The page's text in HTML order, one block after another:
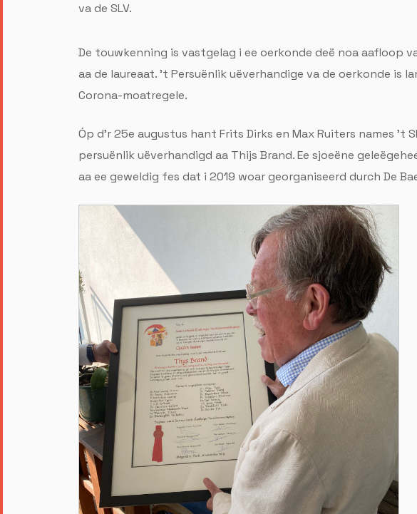
va de SLV.
De touwkenning is vastgelag i ee oerkonde deë noa aafloop
aa de laureaat. 't Persuënlik uëverhandige va de oerkonde is
Corona-moatregele.
Óp d'r 25e augustus hant Frits Dirks en Max Ruiters names 't
persuënlik uëverhandigd aa Thijs Brand. Ee sjoeëne
aa ee geweldig fes dat i 2019 woar georganiseerd durch De